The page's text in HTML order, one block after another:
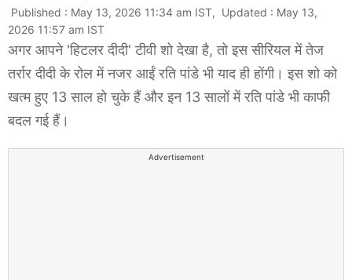
Published : May 13, 2026 11:34 am IST, Updated : May 13,
2026 11:57 am IST
अगर आपने 'हिटलर दीदी' टीवी शो देखा है, तो इस सीरियल में तेज
तर्रार दीदी के रोल में नजर आईं रति पांडे भी याद ही होंगी। इस शो को
खत्म हुए 13 साल हो चुके हैं और इन 13 सालों में रति पांडे भी काफी
बदल गई हैं।
Advertisement